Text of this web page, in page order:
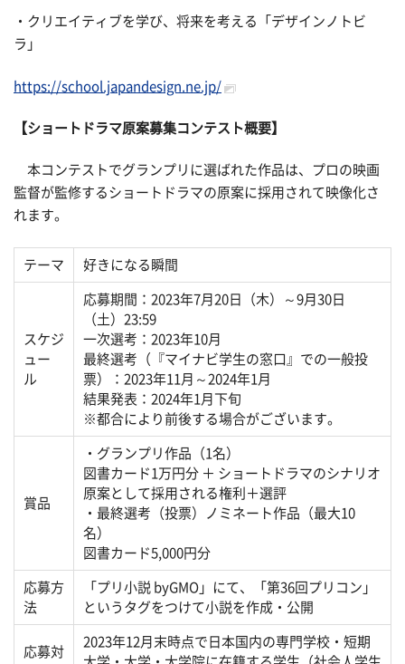
・クリエイティブを学び、将来を考える「デザインノトビ
ラ」
https://school.japandesign.ne.jp/
【ショートドラマ原案募集コンテスト概要】
本コンテストでグランプリに選ばれた作品は、プロの映画
監督が監修するショートドラマの原案に採用されて映像化さ
れます。
テーマ 好きになる瞬間
スケジ
ュー
ル
応募期間：2023年7月20日（木）～9月30日
（土）23:59
一次選考：2023年10月
最終選考（『マイナビ学生の窓口』での一般投
票）：2023年11月～2024年1月
結果発表：2024年1月下旬
※都合により前後する場合がございます。
賞品
・グランプリ作品（1名）
図書カード1万円分 ＋ ショートドラマのシナリオ
原案として採用される権利＋選評
・最終選考（投票）ノミネート作品（最大10
名）
図書カード5,000円分
応募方
法
「プリ小説 byGMO」にて、「第36回プリコン」
というタグをつけて小説を作成・公開
応募対
2023年12月末時点で日本国内の専門学校・短期